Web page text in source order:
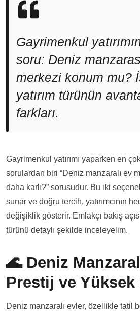
Gayrimenkul
soru: Deniz
merkezi konum mu?
yatırım türünün
farkları.
Gayrimenkul yatırımı yaparken en
sorulardan biri “Deniz manzaralı ev
daha karlı?” sorusudur. Bu iki
sunar ve doğru tercih, yatırımcının
değişiklik gösterir. Emlakçı bakış
türünü detaylı şekilde inceleyelim.
🌊 Deniz
Prestij ve Yüksek
Deniz manzaralı evler, özellikle tatil